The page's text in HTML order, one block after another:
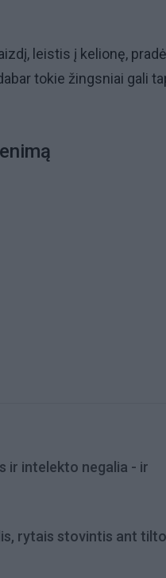
leistis į kelionę,
tokie žingsniai gali
ir intelekto negalia - ir
rytais stovintis ant